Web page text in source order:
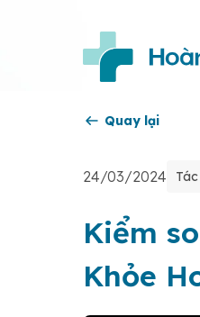
Quay lại
24/03/2024
Kiểm
Khỏe